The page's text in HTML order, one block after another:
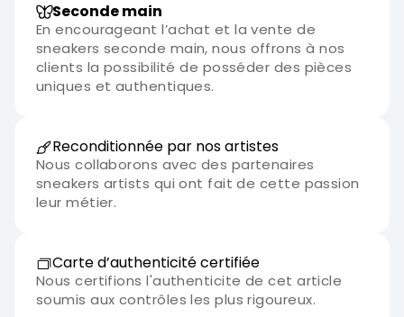
Seconde main
En encourageant l’achat et la vente de
sneakers seconde main, nous offrons à nos
clients la possibilité de posséder des pièces
uniques et authentiques.
Reconditionnée par nos artistes
Nous collaborons avec des partenaires
sneakers artists qui ont fait de cette passion
leur métier.
Carte d’authenticité certifiée
Nous certifions l'authenticite de cet article
soumis aux contrôles les plus rigoureux.